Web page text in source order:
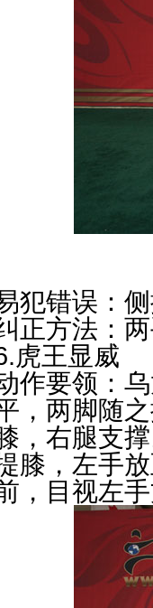
犯错误：
正方法：
虎王显威
作要领：
，两脚随
，右腿支
膝，左手
，目视左